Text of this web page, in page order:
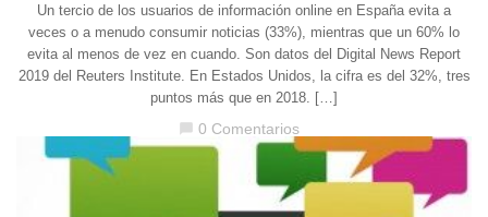
Un tercio de los usuarios de información online en España evita a
veces o a menudo consumir noticias (33%), mientras que un 60% lo
evita al menos de vez en cuando. Son datos del Digital News Report
2019 del Reuters Institute. En Estados Unidos, la cifra es del 32%, tres
puntos más que en 2018. […]
chat_bubble 0 Comentarios